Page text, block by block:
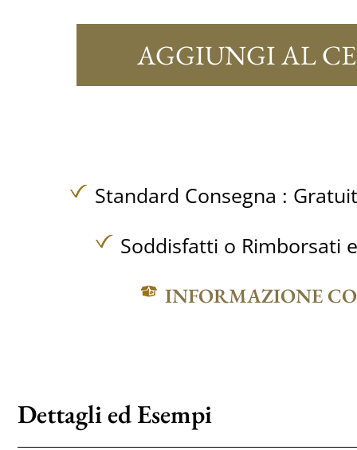
AGGIUNGI AL
Standard Consegna :
Soddisfatti o Rimborsati
INFORMAZIONE
Dettagli ed Esempi